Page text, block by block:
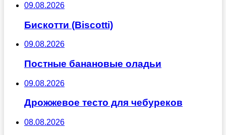
09.08.2026
Бискотти (Biscotti)
09.08.2026
Постные банановые оладьи
09.08.2026
Дрожжевое тесто для чебуреков
08.08.2026